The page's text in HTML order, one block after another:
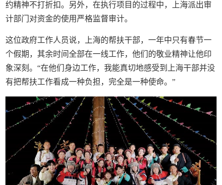
约精神不打折扣。另外，在执行项目的过程中，上海派出审
计部门对资金的使用严格监督审计。
这位政府工作人员说，上海的帮扶干部，一年中只有春节一
个假期，其余时间全部在一线工作，他们的敬业精神让他印
象深刻。“在他们身边工作，我能真切地感受到上海干部并没
有把帮扶工作看成一种负担，完全是一种使命。”